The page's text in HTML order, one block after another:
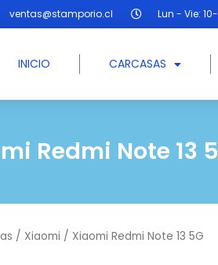
ventas@stamporio.cl Lun - Vie:
INICIO CARCASAS
Redmi Note 13
/ Xiaomi / Xiaomi Redmi Note 13 5G